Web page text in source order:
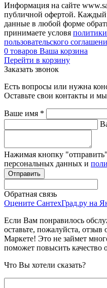
Информация на сайте
публичной офертой. Каждый
данные в любой форме
принимаете условя
пользовательского
0 товаров Ваша корзина
Перейти в корзину
Заказать звонок
Есть вопросы или нужна
Оставьте свои контакты и
Ваше имя *
Нажимая кнопку
персональных данных и
Обратная связь
Оцените СантехГрад.ру на
Если Вам понравилось
оставьте, пожалуйста,
Маркете! Это не займет
поможет повысить качество
Что Вы хотели сказать?